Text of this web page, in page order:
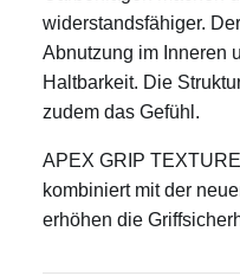
widerstandsfähiger.
Abnutzung im Inneren
Haltbarkeit. Die
zudem das Gefühl.
APEX GRIP
kombiniert mit der
erhöhen die